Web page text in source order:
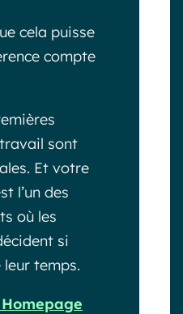
cela puisse
compte
sont
Et votre
l’un des
où les
si
temps.